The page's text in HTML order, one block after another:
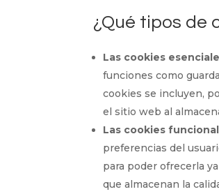
¿Qué tipos de
Las cookies
funciones como
cookies se incluyen,
el sitio web al
Las cookies
preferencias del
para poder ofrecerla
que almacenan la